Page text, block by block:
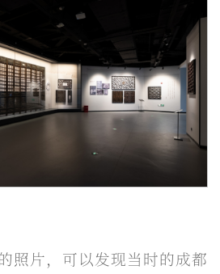
照片，可以发现当时的成都